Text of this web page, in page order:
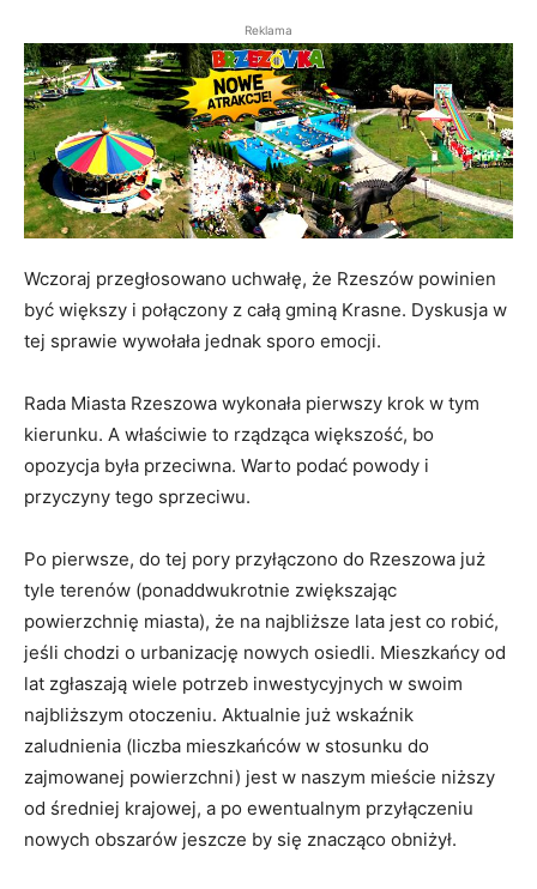
Reklama
Wczoraj przegłosowano uchwałę, że Rzeszów powinien
być większy i połączony z całą gminą Krasne. Dyskusja w
tej sprawie wywołała jednak sporo emocji.
Rada Miasta Rzeszowa wykonała pierwszy krok w tym
kierunku. A właściwie to rządząca większość, bo
opozycja była przeciwna. Warto podać powody i
przyczyny tego sprzeciwu.
Po pierwsze, do tej pory przyłączono do Rzeszowa już
tyle terenów (ponaddwukrotnie zwiększając
powierzchnię miasta), że na najbliższe lata jest co robić,
jeśli chodzi o urbanizację nowych osiedli. Mieszkańcy od
lat zgłaszają wiele potrzeb inwestycyjnych w swoim
najbliższym otoczeniu. Aktualnie już wskaźnik
zaludnienia (liczba mieszkańców w stosunku do
zajmowanej powierzchni) jest w naszym mieście niższy
od średniej krajowej, a po ewentualnym przyłączeniu
nowych obszarów jeszcze by się znacząco obniżył.